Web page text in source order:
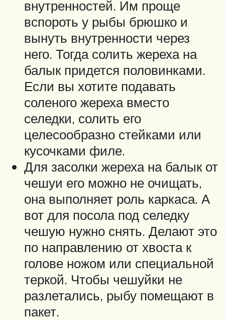
внутренностей. Им проще
вспороть у рыбы брюшко и
вынуть внутренности через
него. Тогда солить жереха на
балык придется половинками.
Если вы хотите подавать
соленого жереха вместо
селедки, солить его
целесообразно стейками или
кусочками филе.
Для засолки жереха на балык от
чешуи его можно не очищать,
она выполняет роль каркаса. А
вот для посола под селедку
чешую нужно снять. Делают это
по направлению от хвоста к
голове ножом или специальной
теркой. Чтобы чешуйки не
разлетались, рыбу помещают в
пакет.